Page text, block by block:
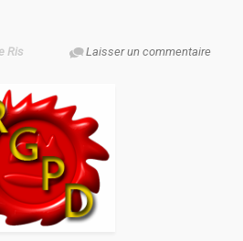
Laisser un commentaire
Ris